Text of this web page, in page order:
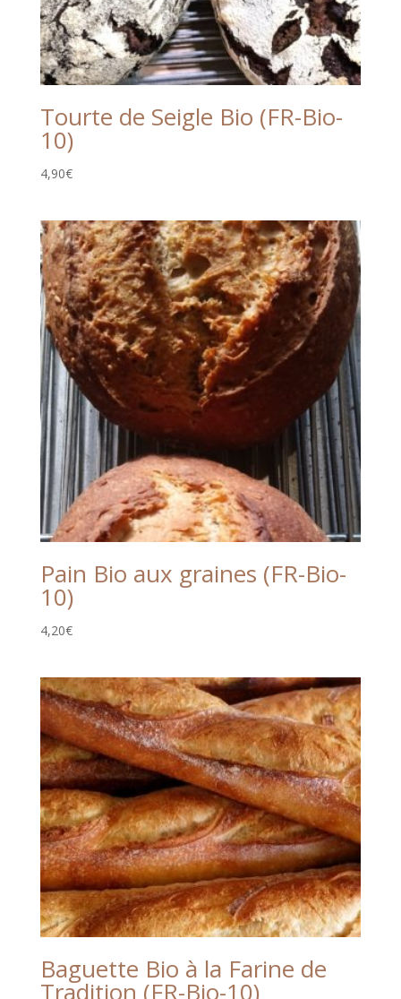
Tourte de Seigle Bio (FR-Bio-
10)
4,90€
Pain Bio aux graines (FR-Bio-
10)
4,20€
Baguette Bio à la Farine de
Tradition (FR-Bio-10)